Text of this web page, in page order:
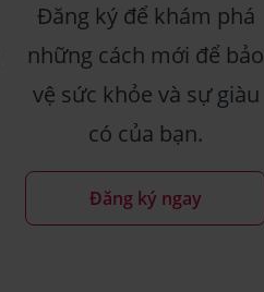
Đăng ký để khám phá
những cách mới để bảo
vệ sức khỏe và sự giàu
có của bạn.
Đăng ký ngay